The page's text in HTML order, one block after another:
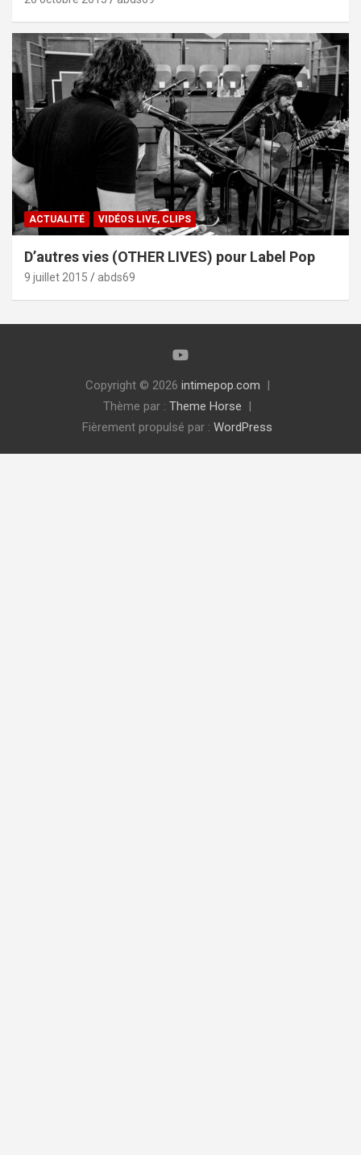
ACTUALITÉ VIDÉOS LIVE, CLIPS
D’autres vies (OTHER LIVES) pour Label Pop
9 juillet 2015 abds69
Copyright © 2026 intimepop.com
Thème par : Theme Horse
Fièrement propulsé par : WordPress